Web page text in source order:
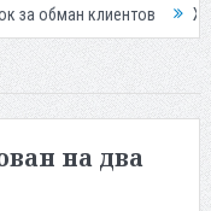
Жителей Дагестана
на два